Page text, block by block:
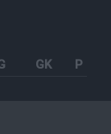
GK P